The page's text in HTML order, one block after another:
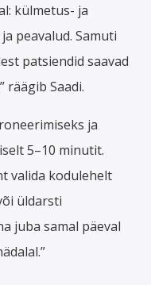
külmetus- ja
peavalud. Samuti
patsiendid saavad
räägib Saadi.
ja
5–10 minutit.
valida kodulehelt
üldarsti
juba samal päeval